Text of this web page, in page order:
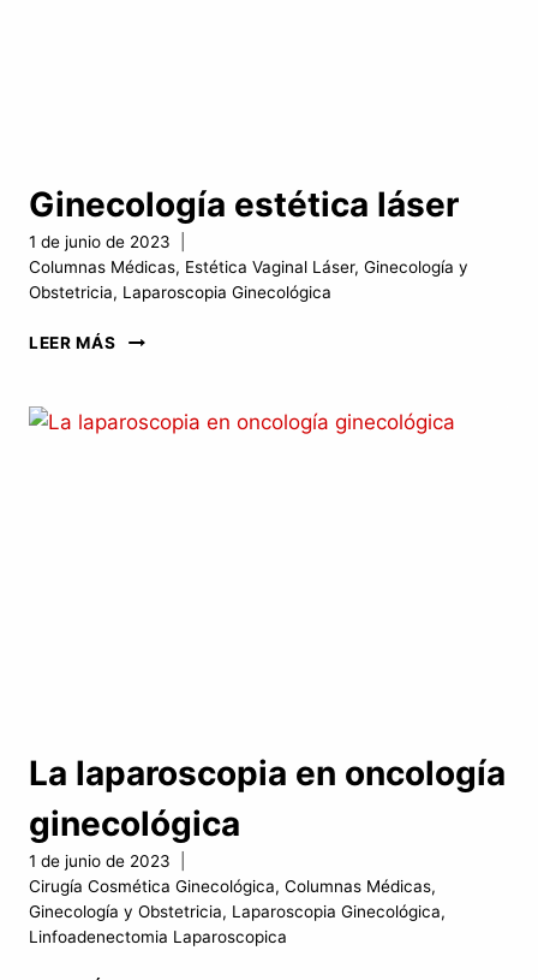
Ginecología estética láser
1 de junio de 2023
Columnas Médicas, Estética Vaginal Láser, Ginecología y
Obstetricia, Laparoscopia Ginecológica
LEER MÁS
GINECOLOGÍA
La laparoscopia en oncología
ginecológica
1 de junio de 2023
Cirugía Cosmética Ginecológica, Columnas Médicas,
Ginecología y Obstetricia, Laparoscopia Ginecológica,
Linfoadenectomia Laparoscopica